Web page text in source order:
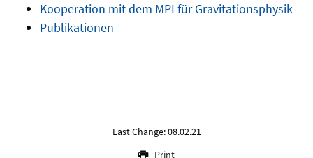
Kooperation mit dem MPI für Gravitationsphysik
Publikationen
Last Change: 08.02.21
Print